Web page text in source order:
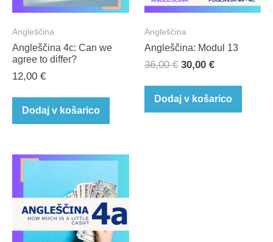
Angleščina
Angleščina 4c: Can we
agree to differ?​
12,00 €
Dodaj v košarico
Angleščina
Angleščina: Modul 13
36,00€ Izvirna
je
bila:
30,00 €Trenutna
je:
30,00 €.
Dodaj v košarico